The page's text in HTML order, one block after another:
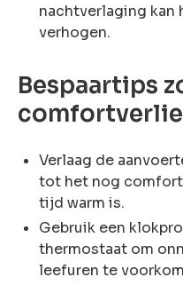
nachtverlaging
verhogen.
Bespaartips
Verlaag de
tot het nog
tijd warm is.
Gebruik een
thermostaat om
leefuren te